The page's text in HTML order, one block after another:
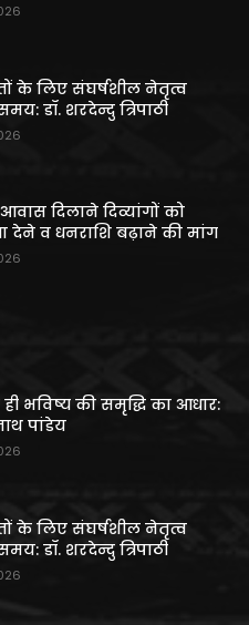
के लिए संघर्षशील नेतृत्व
डॉ. शरदेन्दु त्रिपाठी
दिलाने दिव्यांगों को
देने व धनराशि बढ़ाने की मांग
भविष्य की समृद्धि का आधार:
पांडेय
के लिए संघर्षशील नेतृत्व
डॉ. शरदेन्दु त्रिपाठी